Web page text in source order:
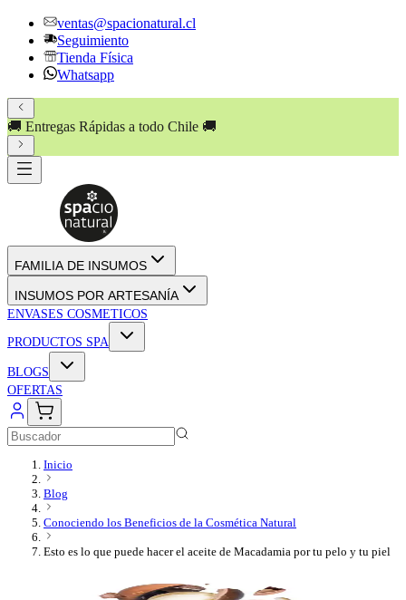
ventas@spacionatural.cl
Seguimiento
Tienda Física
Whatsapp
🚚 Entregas Rápidas a todo Chile 🚚
FAMILIA DE INSUMOS
INSUMOS POR ARTESANÍA
ENVASES COSMETICOS
PRODUCTOS SPA
BLOGS
OFERTAS
Inicio
Blog
Conociendo los Beneficios de la Cosmética Natural
Esto es lo que puede hacer el aceite de Macadamia por tu pelo y tu piel